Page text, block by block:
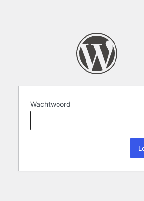
Wachtwoord